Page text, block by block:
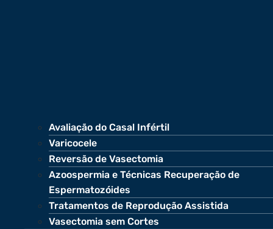
Avaliação do Casal Infértil
Varicocele
Reversão de Vasectomia
Azoospermia e Técnicas Recuperação de
Espermatozóides
Tratamentos de Reprodução Assistida
Vasectomia sem Cortes